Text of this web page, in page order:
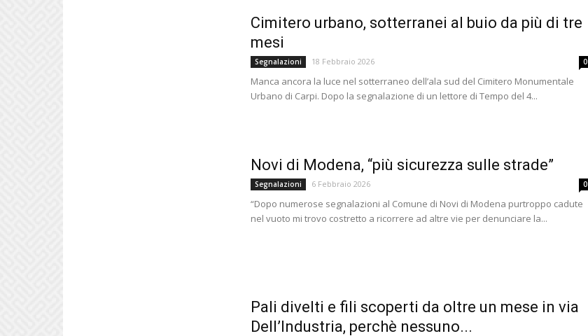
Cimitero urbano, sotterranei al buio da più di tre
mesi
Segnalazioni 18 Febbraio 2026 0
Manca ancora la luce nel sotterraneo dell’ala sud del Cimitero Monumentale
Urbano di Carpi. Dopo la segnalazione di un lettore di Tempo del 4...
Novi di Modena, “più sicurezza sulle strade”
Segnalazioni 6 Febbraio 2026 0
“Dopo numerose segnalazioni al Comune di Novi di Modena purtroppo cadute
nel vuoto mi trovo costretto a ricorrere ad altre vie per denunciare la...
Pali divelti e fili scoperti da oltre un mese in via
Dell’Industria, perchè nessuno...